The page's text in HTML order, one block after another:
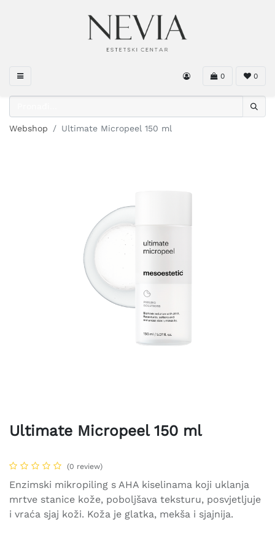
0 0
Webshop Ultimate Micropeel 150 ml
Ultimate Micropeel 150 ml
(0 review)
Enzimski mikropiling s AHA kiselinama koji uklanja
mrtve stanice kože, poboljšava teksturu, posvjetljuje
i vraća sjaj koži. Koža je glatka, mekša i sjajnija.